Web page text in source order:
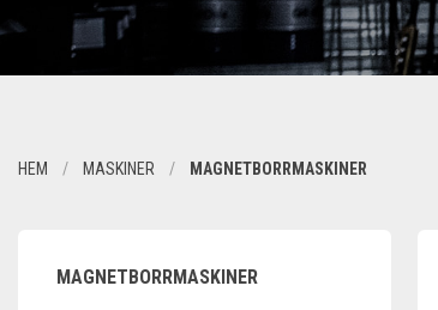
HEM MASKINER MAGNETBORRMASKINER
MAGNETBORRMASKINER